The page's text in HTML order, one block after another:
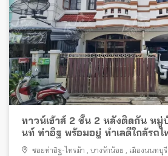
ทาวน์เฮ้าส์ 2 ชั้น 2 หลังติดกัน หมู่
นท์ ท่าอิฐ พร้อมอยู่ ทำเลดีใกล้รถไ
ซอยท่าอิฐ-ไทรม้า , บางรักน้อย , เมืองนนทบุรี